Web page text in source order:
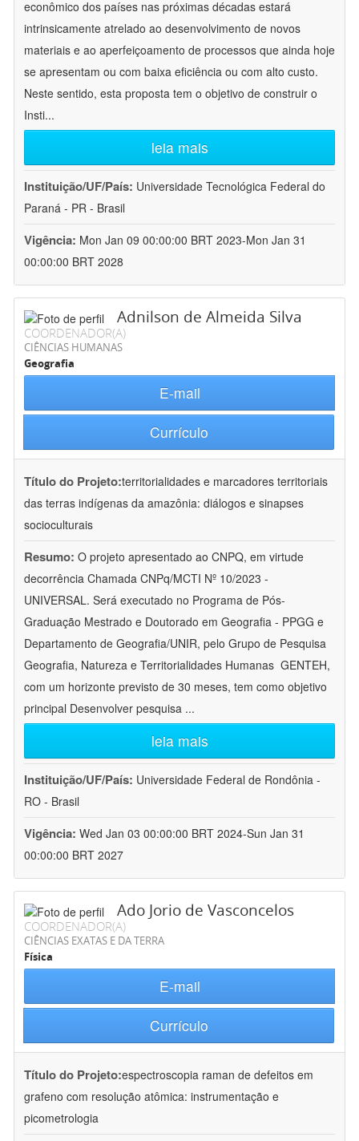
econômico dos países nas próximas décadas estará
intrinsicamente atrelado ao desenvolvimento de novos
materiais e ao aperfeiçoamento de processos que ainda hoje
se apresentam ou com baixa eficiência ou com alto custo.
Neste sentido, esta proposta tem o objetivo de construir o
Insti...
leia mais
Instituição/UF/País: Universidade Tecnológica Federal do
Paraná - PR - Brasil
Vigência: Mon Jan 09 00:00:00 BRT 2023-Mon Jan 31
00:00:00 BRT 2028
Adnilson de Almeida Silva
COORDENADOR(A)
CIÊNCIAS HUMANAS
Geografia
E-mail
Currículo
Título do Projeto:territorialidades e marcadores territoriais
das terras indígenas da amazônia: diálogos e sinapses
socioculturais
Resumo: O projeto apresentado ao CNPQ, em virtude
decorrência Chamada CNPq/MCTI Nº 10/2023 -
UNIVERSAL. Será executado no Programa de Pós-
Graduação Mestrado e Doutorado em Geografia - PPGG e
Departamento de Geografia/UNIR, pelo Grupo de Pesquisa
Geografia, Natureza e Territorialidades Humanas  GENTEH,
com um horizonte previsto de 30 meses, tem como objetivo
principal Desenvolver pesquisa ...
leia mais
Instituição/UF/País: Universidade Federal de Rondônia -
RO - Brasil
Vigência: Wed Jan 03 00:00:00 BRT 2024-Sun Jan 31
00:00:00 BRT 2027
Ado Jorio de Vasconcelos
COORDENADOR(A)
CIÊNCIAS EXATAS E DA TERRA
Física
E-mail
Currículo
Título do Projeto:espectroscopia raman de defeitos em
grafeno com resolução atômica: instrumentação e
picometrologia